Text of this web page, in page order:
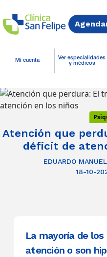
Mi cuenta
Ver especialidades
y médicos
Atención que
déficit de
EDUARDO
18-10-
La mayoría de
atención o son